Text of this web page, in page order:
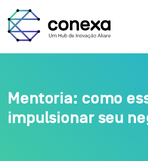
Mentoria: como
impulsionar seu